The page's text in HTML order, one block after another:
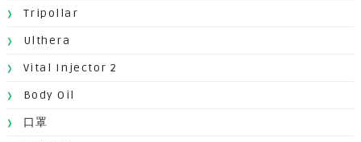
Tripollar
Ulthera
Vital Injector 2
Body Oil
口罩